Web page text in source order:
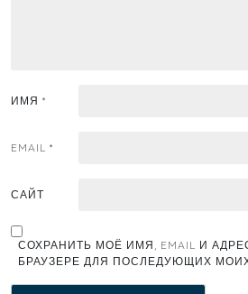
ИМЯ *
EMAIL *
САЙТ
СОХРАНИТЬ МОЁ ИМЯ, EMAIL И
БРАУЗЕРЕ ДЛЯ ПОСЛЕДУЮЩИХ